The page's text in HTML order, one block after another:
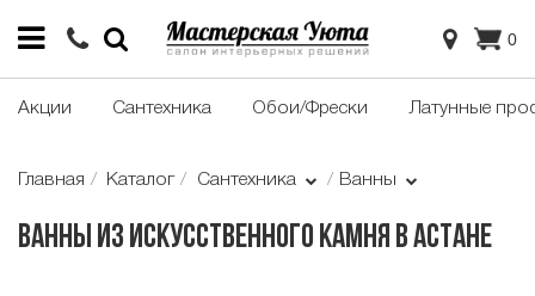
0
Акции Сантехника Обои/Фрески Латунные
Главная Каталог Сантехника Ванны
Ванны из искусственного камня в Астане